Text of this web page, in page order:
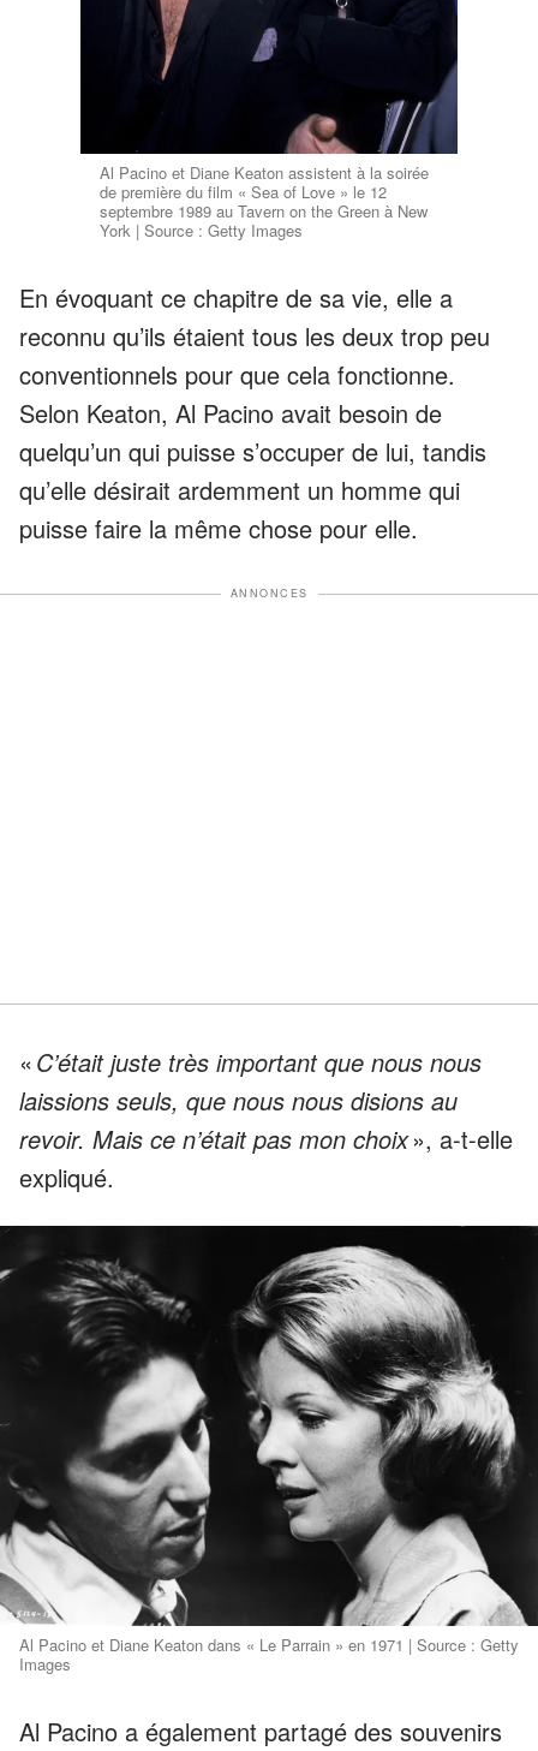
Al Pacino et Diane Keaton assistent à la soirée
de première du film « Sea of Love » le 12
septembre 1989 au Tavern on the Green à New
York | Source : Getty Images
En évoquant ce chapitre de sa vie, elle a
reconnu qu’ils étaient tous les deux trop peu
conventionnels pour que cela fonctionne.
Selon Keaton, Al Pacino avait besoin de
quelqu’un qui puisse s’occuper de lui, tandis
qu’elle désirait ardemment un homme qui
puisse faire la même chose pour elle.
ANNONCES
« C’était juste très important que nous nous
laissions seuls, que nous nous disions au
revoir. Mais ce n’était pas mon choix», a-t-elle
expliqué.
Al Pacino et Diane Keaton dans « Le Parrain » en 1971 | Source : Getty
Images
Al Pacino a également partagé des souvenirs